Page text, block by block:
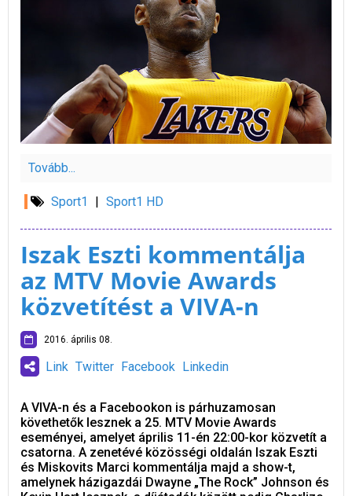
Tovább...
Sport1 | Sport1 HD
Iszak Eszti kommentálja
az MTV Movie Awards
közvetítést a VIVA-n
2016. április 08.
Link Twitter Facebook Linkedin
A VIVA-n és a Facebookon is párhuzamosan
követhetők lesznek a 25. MTV Movie Awards
eseményei, amelyet április 11-én 22:00-kor közvetít a
csatorna. A zenetévé közösségi oldalán Iszak Eszti
és Miskovits Marci kommentálja majd a show-t,
amelynek házigazdái Dwayne „The Rock” Johnson és